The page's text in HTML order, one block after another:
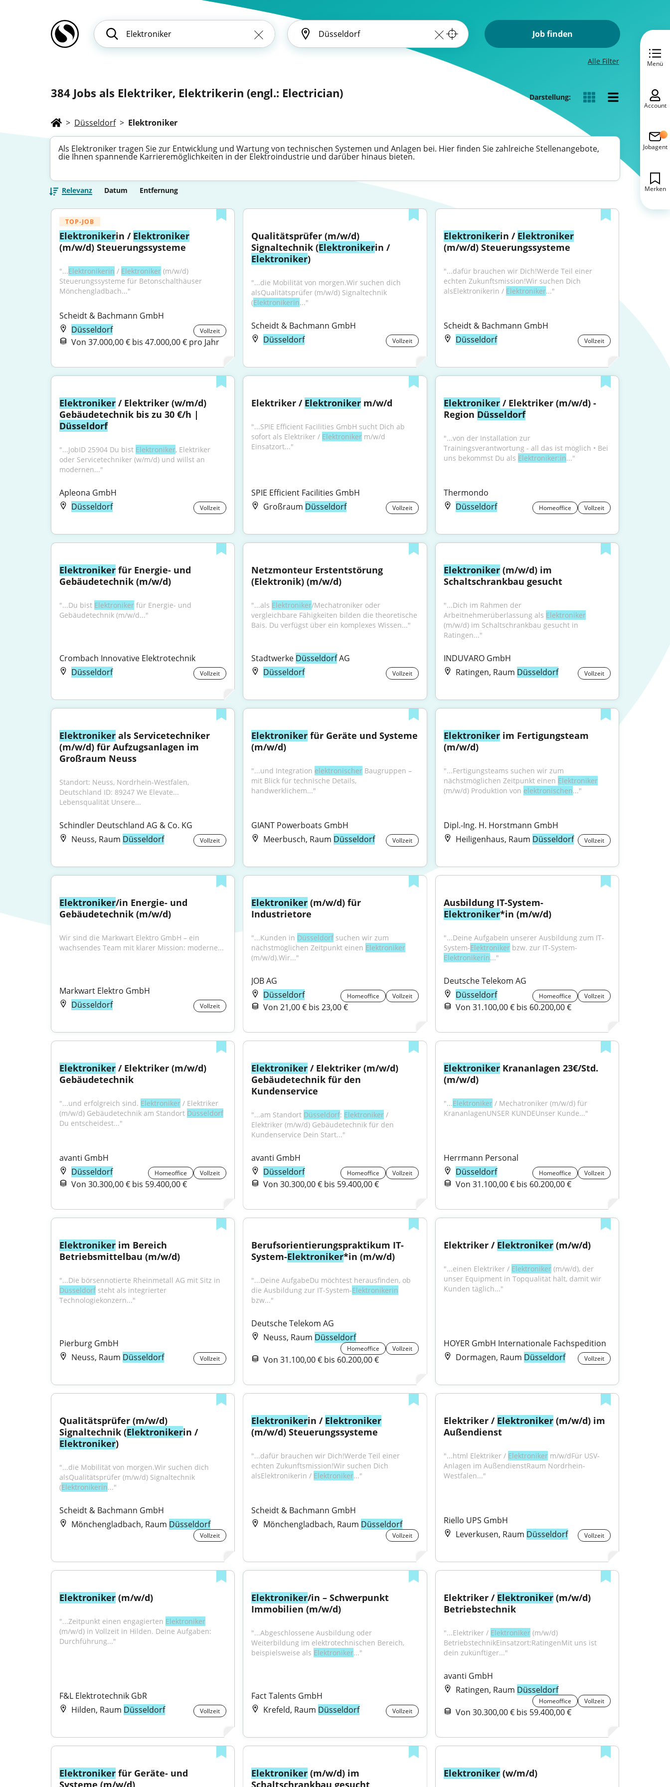
Job finden
Alle Filter
384 Jobs als Elektriker, Elektrikerin (engl.: Electrician) Darstellung:
> Düsseldorf > Elektroniker
Als Elektroniker tragen Sie zur Entwicklung und Wartung von technischen Systemen und Anlagen bei. Hier finden Sie zahlreiche Stellenangebote,
die Ihnen spannende Karrieremöglichkeiten in der Elektroindustrie und darüber hinaus bieten.
Relevanz Datum Entfernung
TOP-JOB
Elektronikerin / Elektroniker
(m/w/d) Steuerungssysteme
"...Elektronikerin / Elektroniker (m/w/d)
Steuerungssysteme für Betonschalthäuser
Mönchengladbach..."
Scheidt & Bachmann GmbH
Düsseldorf
Vollzeit
Von 37.000,00 € bis 47.000,00 € pro Jahr
Qualitätsprüfer (m/w/d)
Signaltechnik (Elektroniker
in /
Elektroniker)
"...die Mobilität von morgen.Wir suchen dich
alsQualitätsprüfer (m/w/d) Signaltechnik
(Elektronikerin..."
Scheidt & Bachmann GmbH
Düsseldorf
Vollzeit
Elektronikerin / Elektroniker
(m/w/d) Steuerungssysteme
"...dafür brauchen wir Dich!Werde Teil einer
echten Zukunftsmission!Wir suchen Dich
alsElektronikerin / Elektroniker..."
Scheidt & Bachmann GmbH
Düsseldorf
Vollzeit
Elektroniker / Elektriker (w/m/d)
Düsseldorf
"...JobID 25904 Du bist Elektroniker, Elektriker
oder Servicetechniker (w/m/d) und willst an
modernen..."
Apleona GmbH
Düsseldorf
Vollzeit
Elektriker / Elektroniker m/w/d
"...SPIE Efficient Facilities GmbH sucht Dich ab
sofort als Elektriker / Elektroniker m/w/d
Einsatzort..."
SPIE Efficient Facilities GmbH
Großraum Düsseldorf Vollzeit
Elektroniker / Elektriker (m/w/d) -
Region Düsseldorf
"...von der Installation zur
Trainingsverantwortung - all das ist möglich • Bei
uns bekommst Du als Elektroniker:in..."
Thermondo
Düsseldorf
Homeoffice Vollzeit
Elektroniker für Energie- und
Gebäudetechnik (m/w/d)
"...Du bist Elektroniker für Energie- und
Gebäudetechnik (m/w/d..."
Crombach Innovative Elektrotechnik
Düsseldorf
Vollzeit
Netzmonteur Erstentstörung
(Elektronik) (m/w/d)
"...als Elektroniker/Mechatroniker oder
vergleichbare Fähigkeiten bilden die theoretische
Bais. Du verfügst über ein komplexes Wissen..."
Stadtwerke Düsseldorf AG
Düsseldorf
Vollzeit
Elektroniker (m/w/d) im
Schaltschrankbau gesucht
"...Dich im Rahmen der
Arbeitnehmerüberlassung als Elektroniker
(m/w/d) im Schaltschrankbau gesucht in
Ratingen..."
INDUVARO GmbH
Ratingen, Raum Düsseldorf Vollzeit
Elektroniker als Servicetechniker
(m/w/d) für Aufzugsanlagen im
Großraum Neuss
Standort: Neuss, Nordrhein-Westfalen,
Deutschland ID: 89247 We Elevate...
Lebensqualität Unsere...
Schindler Deutschland AG & Co. KG
Neuss, Raum Düsseldorf Vollzeit
Elektroniker für Geräte und Systeme
(m/w/d)
"...und Integration elektronischer Baugruppen –
mit Blick für technische Details,
handwerklichem..."
GIANT Powerboats GmbH
Meerbusch, Raum Düsseldorf Vollzeit
Elektroniker im Fertigungsteam
(m/w/d)
"...Fertigungsteams suchen wir zum
nächstmöglichen Zeitpunkt einen Elektroniker
(m/w/d) Produktion von elektronischen..."
Dipl.-Ing. H. Horstmann GmbH
Heiligenhaus, Raum Düsseldorf Vollzeit
Elektroniker/in Energie- und
Gebäudetechnik (m/w/d)
Wir sind die Markwart Elektro GmbH – ein
wachsendes Team mit klarer Mission: moderne...
Markwart Elektro GmbH
Düsseldorf
Vollzeit
Elektroniker (m/w/d) für
Industrietore
"...Kunden in Düsseldorf suchen wir zum
nächstmöglichen Zeitpunkt einen Elektroniker
(m/w/d).Wir..."
JOB AG
Düsseldorf
Homeoffice Vollzeit
Von 21,00 € bis 23,00 €
Ausbildung IT-System-
Elektroniker*in (m/w/d)
"...Deine AufgabeIn unserer Ausbildung zum IT-
System-Elektroniker bzw. zur IT-System-
Elektronikerin..."
Deutsche Telekom AG
Düsseldorf
Homeoffice Vollzeit
Von 31.100,00 € bis 60.200,00 €
Elektroniker / Elektriker (m/w/d)
Gebäudetechnik
"...und erfolgreich sind. Elektroniker / Elektriker
(m/w/d) Gebäudetechnik am Standort Düsseldorf
Du entscheidest..."
avanti GmbH
Düsseldorf
Homeoffice Vollzeit
Von 30.300,00 € bis 59.400,00 €
Elektroniker / Elektriker (m/w/d)
Gebäudetechnik für den
Kundenservice
"...am Standort Düsseldorf: Elektroniker /
Elektriker (m/w/d) Gebäudetechnik für den
Kundenservice Dein Start..."
avanti GmbH
Düsseldorf
Homeoffice Vollzeit
Von 30.300,00 € bis 59.400,00 €
Elektroniker Krananlagen 23€/Std.
(m/w/d)
"...Elektroniker / Mechatroniker (m/w/d) für
KrananlagenUNSER KUNDEUnser Kunde..."
Herrmann Personal
Düsseldorf
Homeoffice Vollzeit
Von 31.100,00 € bis 60.200,00 €
Elektroniker im Bereich
Betriebsmittelbau (m/w/d)
Düsseldorf steht als integrierter
Technologiekonzern..."
Pierburg GmbH
Neuss, Raum Düsseldorf Vollzeit
Berufsorientierungspraktikum IT-
System-Elektroniker*in (m/w/d)
"...Deine AufgabeDu möchtest herausfinden, ob
die Ausbildung zur IT-System-Elektronikerin
bzw..."
Deutsche Telekom AG
Neuss, Raum Düsseldorf
Homeoffice Vollzeit
Von 31.100,00 € bis 60.200,00 €
Elektriker / Elektroniker (m/w/d)
"...einen Elektriker / Elektroniker (m/w/d), der
unser Equipment in Topqualität hält, damit wir
Kunden täglich..."
HOYER GmbH Internationale Fachspedition
Dormagen, Raum Düsseldorf Vollzeit
Qualitätsprüfer (m/w/d)
Signaltechnik (Elektroniker
in /
Elektroniker)
"...die Mobilität von morgen.Wir suchen dich
alsQualitätsprüfer (m/w/d) Signaltechnik
(Elektronikerin..."
Scheidt & Bachmann GmbH
Mönchengladbach, Raum Düsseldorf
Vollzeit
Elektronikerin / Elektroniker
(m/w/d) Steuerungssysteme
"...dafür brauchen wir Dich!Werde Teil einer
echten Zukunftsmission!Wir suchen Dich
alsElektronikerin / Elektroniker..."
Scheidt & Bachmann GmbH
Mönchengladbach, Raum Düsseldorf
Vollzeit
Elektriker / Elektroniker (m/w/d) im
Außendienst
"...html Elektriker / Elektroniker m/w/dFür USV-
Anlagen im AußendienstRaum Nordrhein-
Westfalen..."
Riello UPS GmbH
Leverkusen, Raum Düsseldorf Vollzeit
Elektroniker (m/w/d)
"...Zeitpunkt einen engagierten Elektroniker
(m/w/d) in Vollzeit in Hilden. Deine Aufgaben:
Durchführung..."
F&L Elektrotechnik GbR
Hilden, Raum Düsseldorf Vollzeit
Elektroniker/in – Schwerpunkt
Immobilien (m/w/d)
"...Abgeschlossene Ausbildung oder
Weiterbildung im elektrotechnischen Bereich,
beispielsweise als Elektroniker..."
Fact Talents GmbH
Krefeld, Raum Düsseldorf Vollzeit
Elektriker / Elektroniker (m/w/d)
Betriebstechnik
"...Elektriker / Elektroniker (m/w/d)
BetriebstechnikEinsatzort:RatingenMit uns ist
dein zukünftiger..."
avanti GmbH
Ratingen, Raum Düsseldorf
Homeoffice Vollzeit
Von 30.300,00 € bis 59.400,00 €
Elektroniker für Geräte- und
Systeme (m/w/d)
Elektroniker (m/w/d) im
Schaltschrankbau gesucht
Elektroniker (w/m/d)
Menü
Account
Jobagent
Merken